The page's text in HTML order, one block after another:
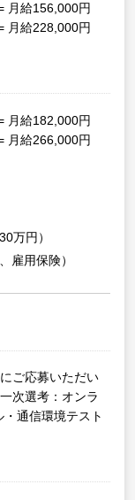
月給156,000円
月給228,000円
月給182,000円
月給266,000円
万円）
雇用保険）
ご応募いただい
一次選考：オンラ
通信環境テスト